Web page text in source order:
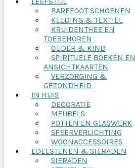
BAREFOOT SCHOENEN
KLEDING & TEXTIEL
KRUIDENTHEE EN
TOEBEHOREN
OUDER & KIND
SPIRITUELE BOEKEN EN
ANSICHTKAARTEN
VERZORGING &
GEZONDHEID
IN HUIS
DECORATIE
MEUBELS
POTTEN EN GLASWERK
SFEERVERLICHTING
WOONACCESSOIRES
EDELSTENEN & SIERADEN
SIERADEN